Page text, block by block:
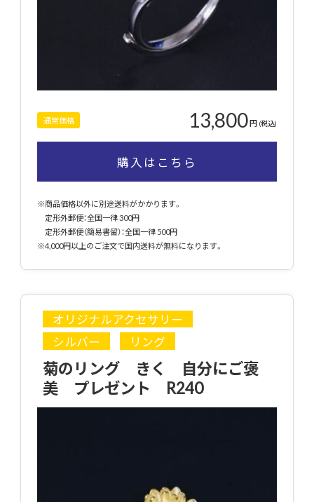
通常価格 13,800円 (税込)
購入はこちら
※商品価格以外に別途送料がかかります。
定形外郵便：全国一律 300円
定形外郵便（簡易書留）：全国一律 500円
※4,000円以上のご注文で国内送料が無料になります。
オリジナルアクセサリー
シルバー
リング
菊のリング きく 自分にご褒
美 プレゼント R240